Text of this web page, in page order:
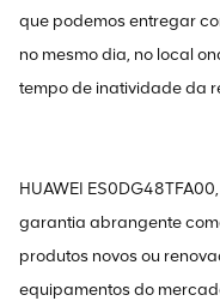
que podemos entregar
no mesmo dia, no local
tempo de inatividade da
HUAWEI
garantia abrangente
produtos novos ou
equipamentos do